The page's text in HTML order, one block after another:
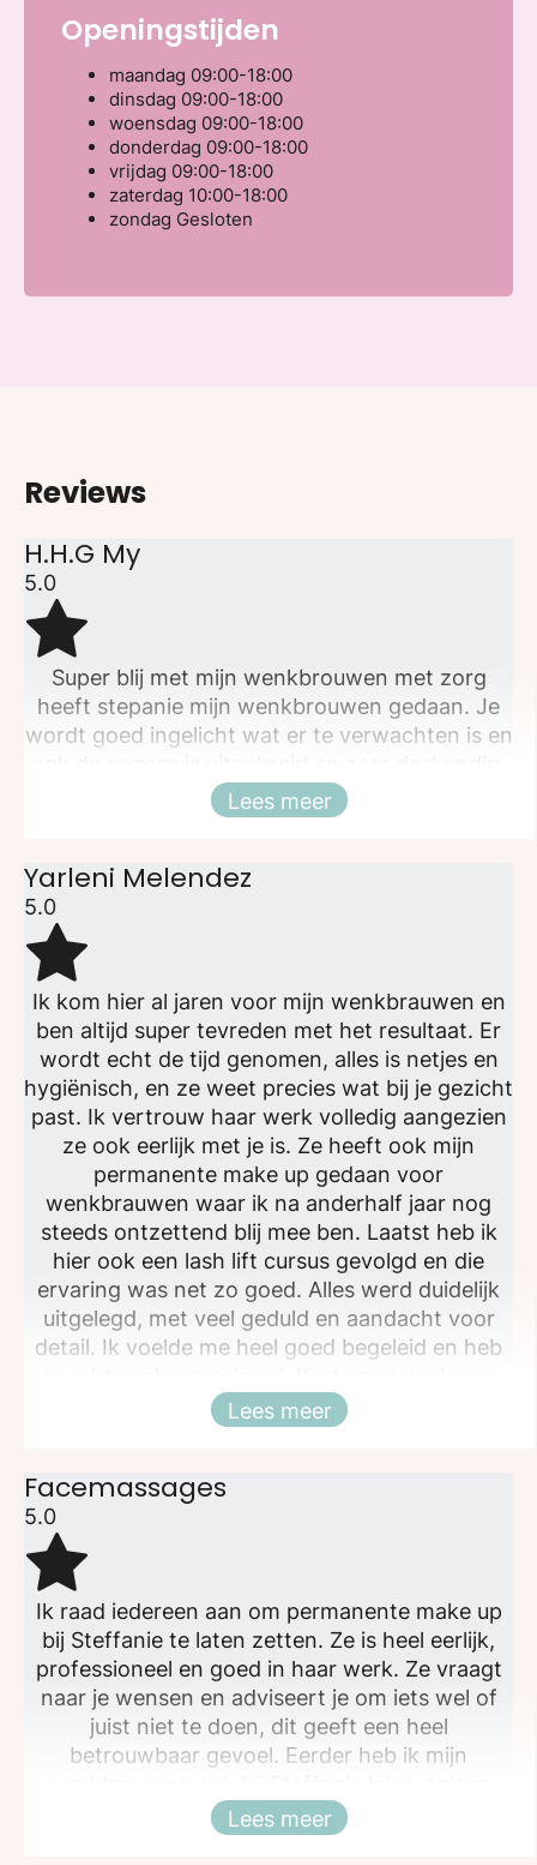
Openingstijden
maandag 09:00-18:00
dinsdag 09:00-18:00
woensdag 09:00-18:00
donderdag 09:00-18:00
vrijdag 09:00-18:00
zaterdag 10:00-18:00
zondag Gesloten
Reviews
H.H.G My
5.0
Super blij met mijn wenkbrouwen met zorg
heeft stepanie mijn wenkbrouwen gedaan. Je
wordt goed ingelicht wat er te verwachten is en
Sluiten
Lees meer
Yarleni Melendez
5.0
Ik kom hier al jaren voor mijn wenkbrauwen en
ben altijd super tevreden met het resultaat. Er
wordt echt de tijd genomen, alles is netjes en
hygiënisch, en ze weet precies wat bij je gezicht
past. Ik vertrouw haar werk volledig aangezien
ze ook eerlijk met je is. Ze heeft ook mijn
permanente make up gedaan voor
wenkbrauwen waar ik na anderhalf jaar nog
steeds ontzettend blij mee ben. Laatst heb ik
hier ook een lash lift cursus gevolgd en die
ervaring was net zo goed. Alles werd duidelijk
uitgelegd, met veel geduld en aandacht voor
detail. Ik voelde me heel goed begeleid en heb
behandelingen als opleidingen een enorme
aanrader!
Sluiten
Lees meer
Facemassages
5.0
Ik raad iedereen aan om permanente make up
bij Steffanie te laten zetten. Ze is heel eerlijk,
professioneel en goed in haar werk. Ze vraagt
naar je wensen en adviseert je om iets wel of
juist niet te doen, dit geeft een heel
betrouwbaar gevoel. Eerder heb ik mijn
(pmu) en tot de dag van vandaag nog steeds
heel tevreden!
Sluiten
Lees meer